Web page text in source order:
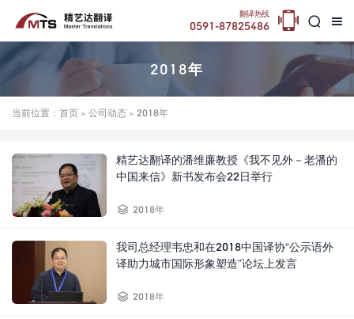


翻译热线
0591-87825486 
2018年
当前位置： 首页 » 公司动态 » 2018年
精艺达翻译的潘维廉教授《我不见外－老潘的
中国来信》新书发布会22日举行
 2018年
我司总经理韦忠和在2018中国译协“公示语外
译助力城市国际形象塑造”论坛上发言
 2018年